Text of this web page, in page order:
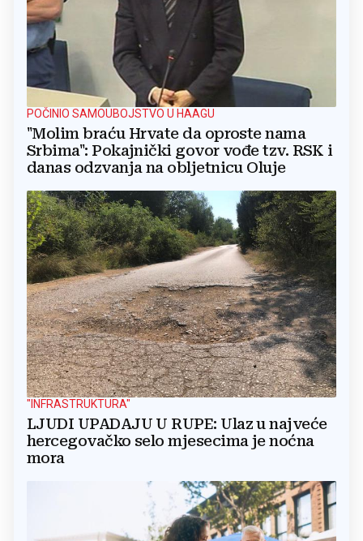
POČINIO SAMOUBOJSTVO U HAAGU
"Molim braću Hrvate da oproste nama
Srbima": Pokajnički govor vođe tzv. RSK i
danas odzvanja na obljetnicu Oluje
"INFRASTRUKTURA"
LJUDI UPADAJU U RUPE: Ulaz u najveće
hercegovačko selo mjesecima je noćna
mora